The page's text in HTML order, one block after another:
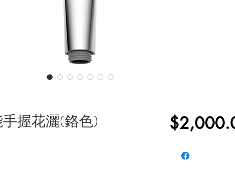
握花灑(鉻色)